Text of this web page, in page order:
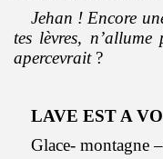
Jehan ! Encore
tes lèvres,
apercevrait?
LAVE EST A
Glace- montagne